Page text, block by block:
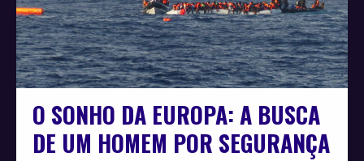
O SONHO DA EUROPA: A BUSCA
DE UM HOMEM POR SEGURANÇA